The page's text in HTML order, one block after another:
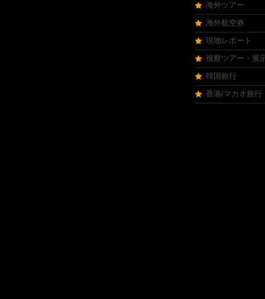
海外ツアー
海外航空券
現地レポート
視察ツアー・展
韓国旅行
香港/マカオ旅行